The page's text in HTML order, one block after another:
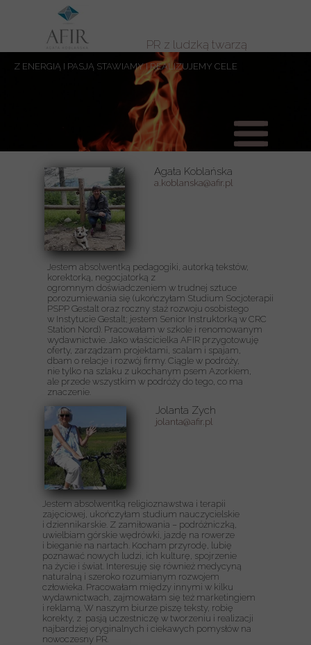
Jestem absolwentką religioznawstwa i terapii
zajęciowej, ukończyłam studium nauczycielskie
i dziennikarskie. Z zamiłowania – podróżniczką,
uwielbiam górskie wędrówki, jazdę na rowerze
i bieganie na nartach. Kocham przyrodę, lubię
poznawać nowych ludzi, ich kulturę, spojrzenie
na życie i świat. Interesuję się również medycyną
naturalną i szeroko rozumianym rozwojem
człowieka. Pracowałam między innymi w kilku
wydawnictwach, zajmowałam się też marketingiem
i reklamą. W naszym biurze piszę teksty, robię
korekty, z pasją uczestniczę w tworzeniu i realizacji
najbardziej oryginalnych i ciekawych pomysłów na
nowoczesny PR.
Jestem absolwentką pedagogiki, autorką tekstów,
korektorką, negocjatorką z
ogromnym doświadczeniem w trudnej sztuce
porozumiewania się (ukończyłam Studium Socjoterapii
PSPP Gestalt oraz roczny staż rozwoju osobistego
w Instytucie Gestalt; jestem Senior Instruktorką w CRC
Station Nord). Pracowałam w szkole i renomowanym
wydawnictwie. Jako właścicielka AFIR przygotowuję
oferty, zarządzam projektami, scalam i spajam,
dbam o relacje i rozwój firmy. Ciągle w podróży,
nie tylko na szlaku z ukochanym psem Azorkiem,
ale przede wszystkim w podróży do tego, co ma
znaczenie.
Agata Koblańska
a.koblanska@afir.pl
PR z ludzką twarzą
Z ENERGIĄ I PASJĄ STAWIAMY I REALIZUJEMY CELE
Jolanta Zych
jolanta@afir.pl